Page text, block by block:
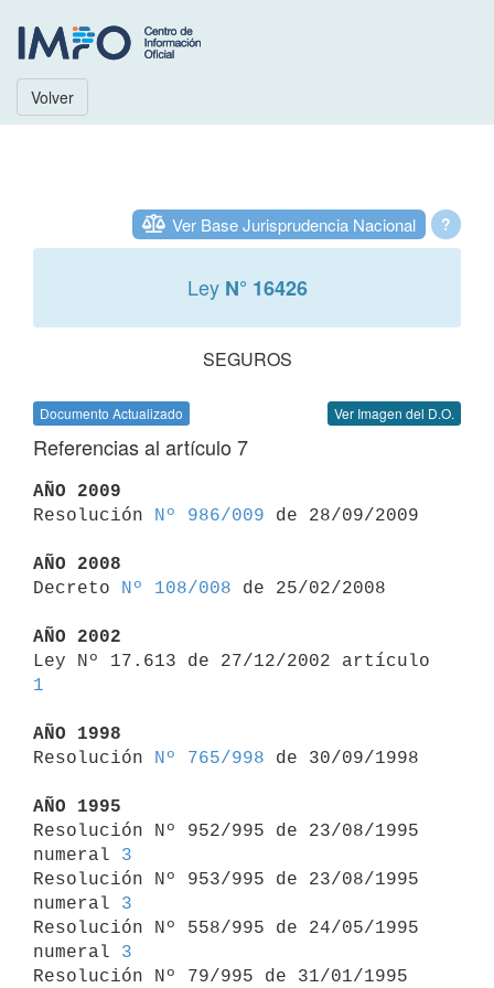
Volver
?
Ver Base Jurisprudencia Nacional
Ley N° 16426
SEGUROS
Documento Actualizado Ver Imagen del D.O.
Referencias al artículo 7
AÑO 2009
Resolución
Nº 986/009 de 28/09/2009
AÑO 2008
Decreto
Nº 108/008 de 25/02/2008
AÑO 2002
1
AÑO 1998
Resolución
Nº 765/998 de 30/09/1998
AÑO 1995
Resolución Nº 952/995 de 23/08/1995
numeral 3
Resolución Nº 953/995 de 23/08/1995
numeral 3
Resolución Nº 558/995 de 24/05/1995
numeral 3
Resolución Nº 79/995 de 31/01/1995